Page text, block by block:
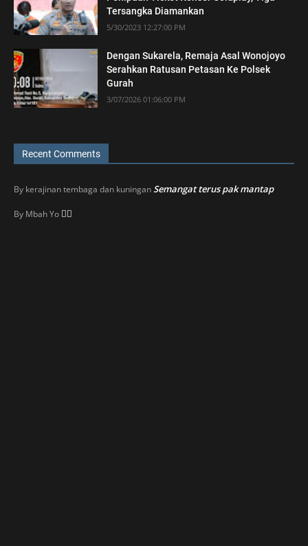
Tersangka Diamankan
5/30/2023 12:27:00 PM
Dengan Sukarela, Remaja Asal Wonojoyo
Serahkan Ratusan Petasan Ke Polsek
Gurah
3/07/2026 01:06:00 PM
Recent Comments
By kerajinan tembaga dan kuninganSemangat terus pak mantap
By Mbah Yo 👍🏼